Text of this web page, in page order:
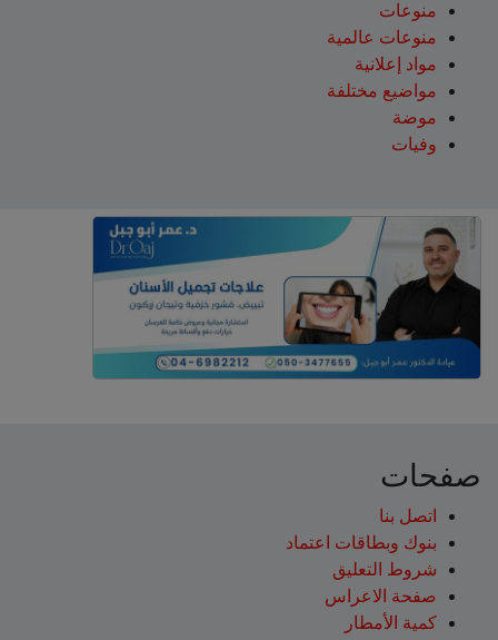
منوعات
منوعات عالمية
مواد إعلانية
مواضيع مختلفة
موضة
وفيات
صفحات
اتصل بنا
بنوك وبطاقات اعتماد
شروط التعليق‎
صفحة الاعراس
كمية الأمطار